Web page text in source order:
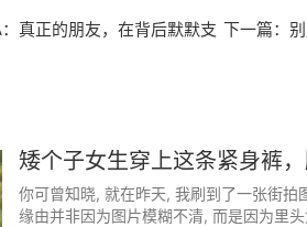
是实力
为内心不够强大。为什么在意他人眼
便不再那么重要。
真正的朋友，在背后默默支 下一篇：
矮个子女生穿上这条紧身裤
都以为是超模
你可曾知晓, 就在昨天, 我刷到了一张街
缘由并非因为图片模糊不清, 而是因为里